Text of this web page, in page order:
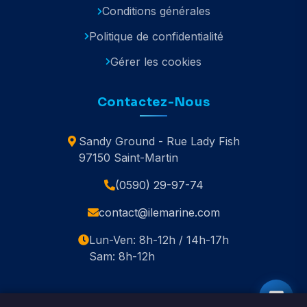
Conditions générales
Politique de confidentialité
Gérer les cookies
Contactez-Nous
Sandy Ground - Rue Lady Fish
97150 Saint-Martin
(0590) 29-97-74
contact@ilemarine.com
Lun-Ven: 8h-12h / 14h-17h
Sam: 8h-12h